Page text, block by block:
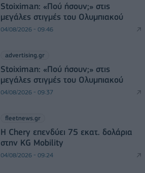
Stoiximan: «Πού ήσουν;» στις
μεγάλες στιγμές του Ολυμπιακού
04/08/2026 - 09:46
advertising.gr
Stoiximan: «Πού ήσουν;» στις
μεγάλες στιγμές του Ολυμπιακού
04/08/2026 - 09:37
fleetnews.gr
Η Chery επενδύει 75 εκατ. δολάρια
στην KG Mobility
04/08/2026 - 09:24